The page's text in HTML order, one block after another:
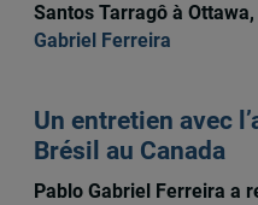
Santos Tarragô à
Gabriel Ferreira
Un entretien avec
Brésil au Canada
Pablo Gabriel Ferreira a